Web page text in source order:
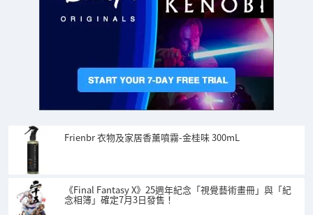
Frienbr 衣物及家居香薰噴霧-金桂味 300mL
《Final Fantasy X》25週年紀念「視覺藝術畫冊」與「紀
念相簿」確定7月3日發售！